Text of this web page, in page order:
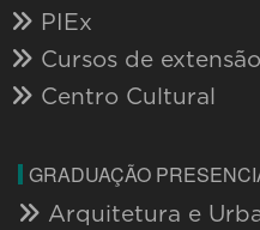
PIEx
Cursos de extensão
Centro Cultural
GRADUAÇÃO
Arquitetura e